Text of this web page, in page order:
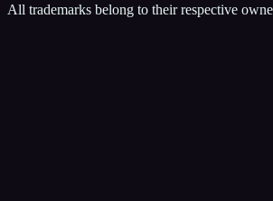
All trademarks belong to their respective